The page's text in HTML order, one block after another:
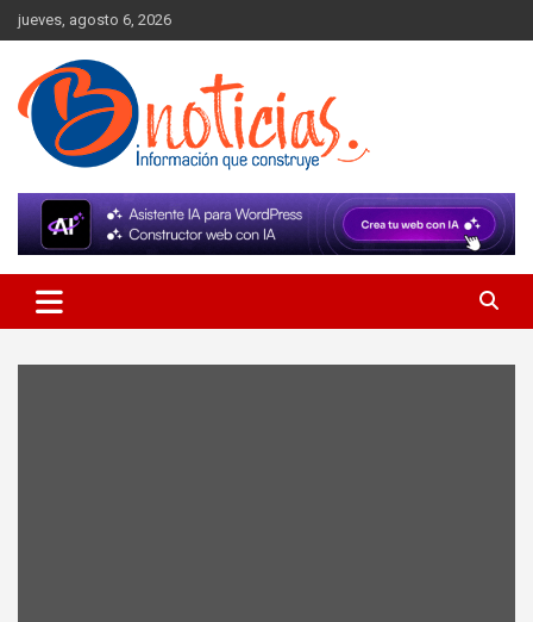
Skip
to
content
jueves, agosto 6, 2026
BNoticias